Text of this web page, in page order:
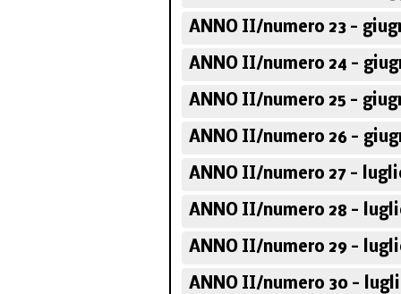
ANNO II/numero 23 -
ANNO II/numero 24 -
ANNO II/numero 25 -
ANNO II/numero 26 -
ANNO II/numero 27 -
ANNO II/numero 28 -
ANNO II/numero 29 -
ANNO II/numero 30 -